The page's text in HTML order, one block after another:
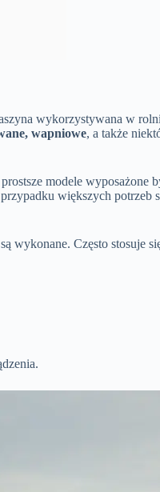
wykorzystywana w
wapniowe, a także
modele
większych potrzeb
wykonane. Często stosuje